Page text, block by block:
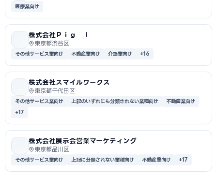
医療業向け
株式会社Ｐｉｇ Ｉ
東京都渋谷区
その他サービス業向け 不動産業向け 介護業向け +16
株式会社スマイルワークス
東京都千代田区
その他サービス業向け 上記のいずれにも分類されない業種向け
不動産業向け
+17
株式会社展示会営業マーケティング
東京都品川区
その他サービス業向け 上記に分類されない業種向け 不動産業向け +17